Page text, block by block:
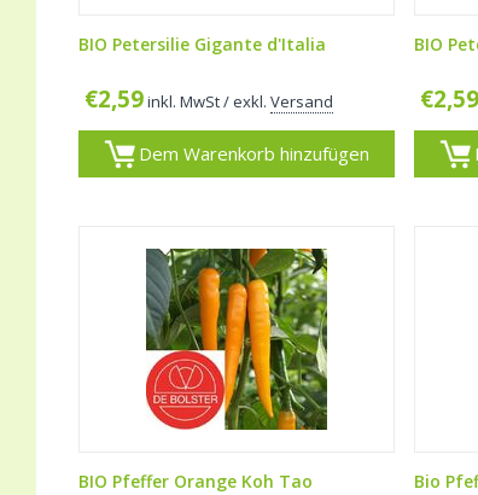
BIO Petersilie Gigante d'Italia
€2,59inkl. MwSt/ exkl.Versand
Dem Warenkorb hinzufügen
BIO
€2,59
BIO Pfeffer Orange Koh Tao Bio